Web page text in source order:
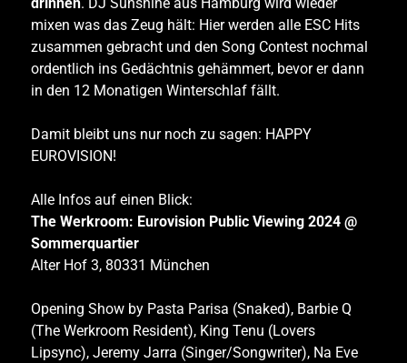
mixen was das Zeug hält: Hier werden alle ESC Hits
zusammen gebracht und den Song Contest nochmal
ordentlich ins Gedächtnis gehämmert, bevor er dann
in den 12 Monatigen Winterschlaf fällt.
Damit bleibt uns nur noch zu sagen: HAPPY
EUROVISION!
Alle Infos auf einen Blick:
The Werkroom: Eurovision Public Viewing 2024 @
Sommerquartier
Alter Hof 3, 80331 München
Opening Show by Pasta Parisa (Snaked), Barbie Q
(The Werkroom Resident), King Tenu (Lovers
Lipsync), Jeremy Jarra (Singer/Songwriter), Na Eve